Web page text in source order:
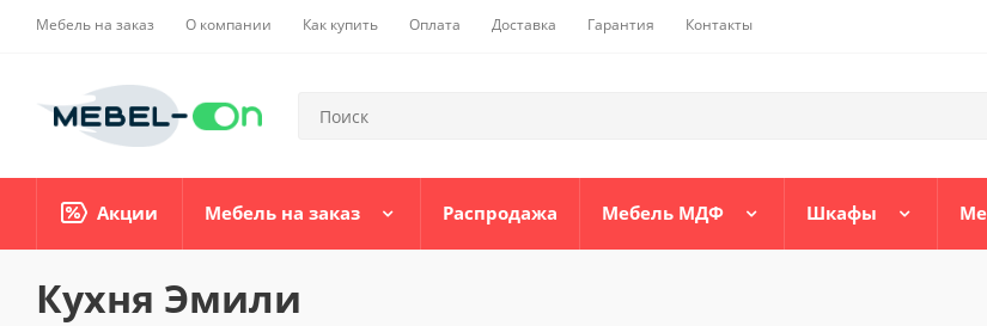
Мебель на заказ О компании Как купить Оплата Доставка Гарантия Контакты
Акции Мебель на заказ Распродажа Мебель МДФ Шкафы
Кухня Эмили